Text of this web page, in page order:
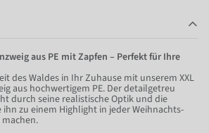
aus PE mit Zapfen – Perfekt für Ihre
des Waldes in Ihr Zuhause mit unserem XXL
aus hochwertigem PE. Der detailgetreu
durch seine realistische Optik und die
zu einem Highlight in jeder Weihnachts-